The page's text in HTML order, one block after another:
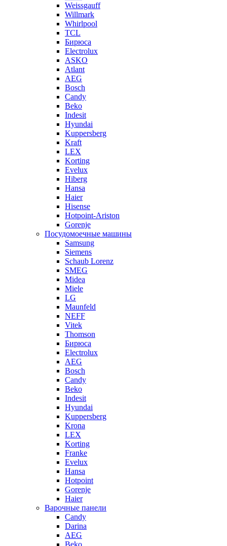
Weissgauff
Willmark
Whirlpool
TCL
Бирюса
Electrolux
ASKO
Atlant
AEG
Bosch
Candy
Beko
Indesit
Hyundai
Kuppersberg
Kraft
LEX
Korting
Evelux
Hiberg
Hansa
Haier
Hisense
Hotpoint-Ariston
Gorenje
Посудомоечные машины
Samsung
Siemens
Schaub Lorenz
SMEG
Midea
Miele
LG
Maunfeld
NEFF
Vitek
Thomson
Бирюса
Electrolux
AEG
Bosch
Candy
Beko
Indesit
Hyundai
Kuppersberg
Krona
LEX
Korting
Franke
Evelux
Hansa
Hotpoint
Gorenje
Haier
Варочные панели
Candy
Darina
AEG